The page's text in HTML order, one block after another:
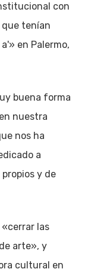
con
que tenían
en Palermo,
buena forma
nuestra
nos ha
a
y de
las
arte», y
cultural en